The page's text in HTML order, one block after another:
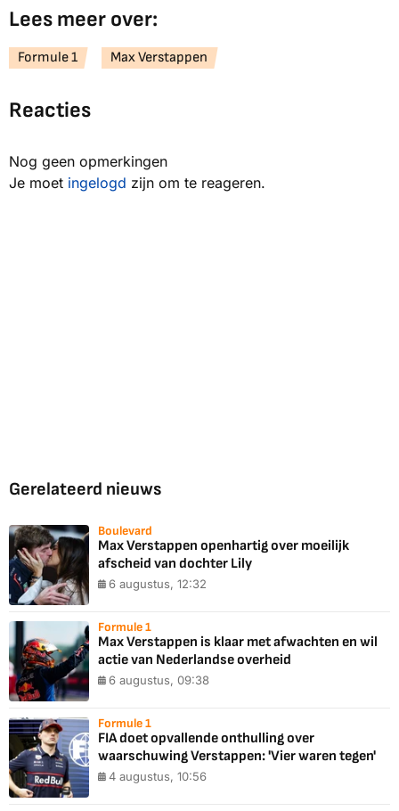
Lees meer over:
Formule 1 Max Verstappen
Reacties
Nog geen opmerkingen
Je moet ingelogd zijn om te reageren.
Gerelateerd nieuws
Boulevard
Max Verstappen openhartig over moeilijk
afscheid van dochter Lily
6 augustus, 12:32
Formule 1
Max Verstappen is klaar met afwachten en wil
actie van Nederlandse overheid
6 augustus, 09:38
Formule 1
FIA doet opvallende onthulling over
waarschuwing Verstappen: 'Vier waren tegen'
4 augustus, 10:56